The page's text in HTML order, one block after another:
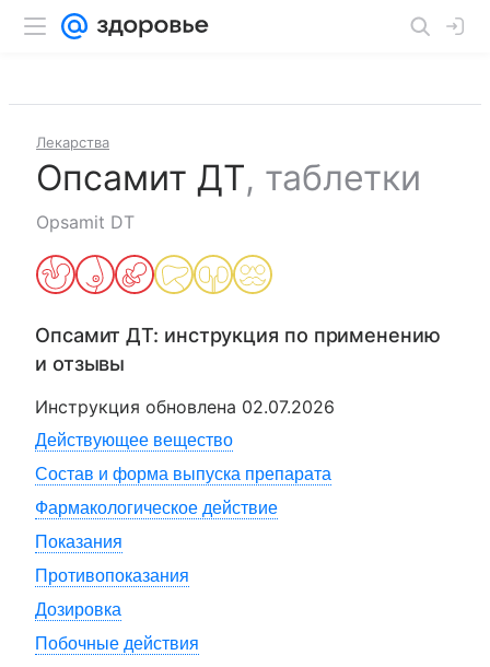
Лекарства
Опсамит ДТ, таблетки
Opsamit DT
Опсамит ДТ: инструкция по применению
и отзывы
Инструкция обновлена 02.07.2026
Действующее вещество
Состав и форма выпуска препарата
Фармакологическое действие
Показания
Противопоказания
Дозировка
Побочные действия